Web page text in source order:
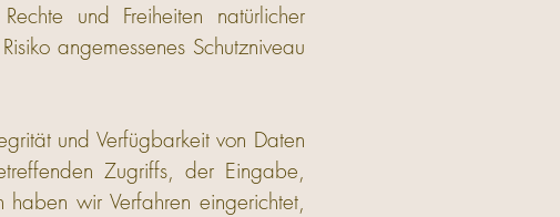
und Freiheiten natürlicher
angemessenes Schutzniveau
und Verfügbarkeit von Daten
Zugriffs, der Eingabe,
wir Verfahren eingerichtet,